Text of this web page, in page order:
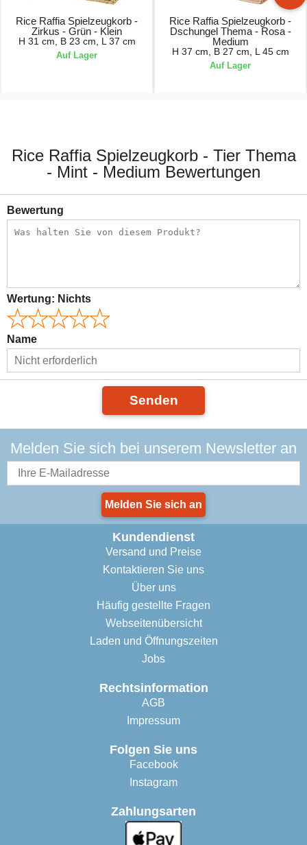
Rice Raffia Spielzeugkorb -
Zirkus - Grün - Klein
H 31 cm, B 23 cm, L 37 cm
Auf Lager
Rice Raffia Spielzeugkorb -
Dschungel Thema - Rosa -
Medium
H 37 cm, B 27 cm, L 45 cm
Auf Lager
Rice Raffia Spielzeugkorb - Tier Thema
- Mint - Medium Bewertungen
Bewertung
Wertung: Nichts
Name
Senden
Melden Sie sich bei unserem Newsletter an
Melden Sie sich an
Kundendienst
Versand und Preise
Kontaktieren Sie uns
Über uns
Häufig gestellte Fragen
Webseitenübersicht
Laden und Öffnungszeiten
Jobs
Rechtsinformation
AGB
Impressum
Folgen Sie uns
Facebook
Instagram
Zahlungsarten